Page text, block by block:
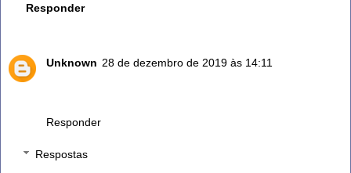
Responder
Unknown 28 de dezembro de 2019 às 14:11
Responder
Respostas